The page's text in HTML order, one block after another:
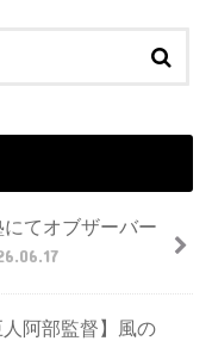
てオブザーバー
阿部監督】風の